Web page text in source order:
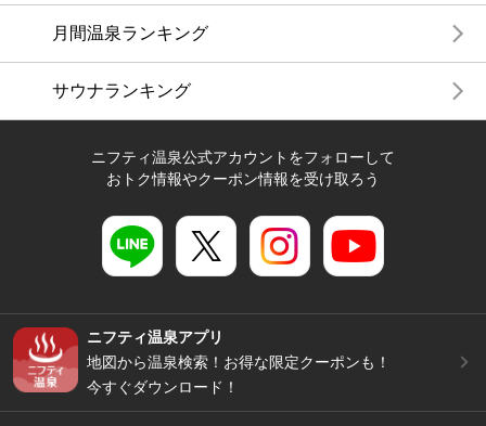
月間温泉ランキング
サウナランキング
ニフティ温泉公式アカウントをフォローして
おトク情報やクーポン情報を受け取ろう
ニフティ温泉アプリ
地図から温泉検索！お得な限定クーポンも！
今すぐダウンロード！